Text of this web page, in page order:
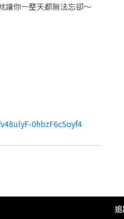
讓你一整天都無法忘卻～
0hbzF6c5oyf4